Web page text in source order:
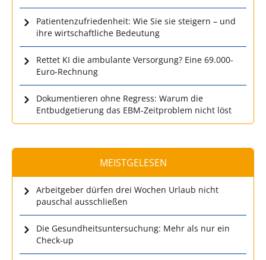
Patientenzufriedenheit: Wie Sie sie steigern – und
ihre wirtschaftliche Bedeutung
Rettet KI die ambulante Versorgung? Eine 69.000-
Euro-Rechnung
Dokumentieren ohne Regress: Warum die
Entbudgetierung das EBM-Zeitproblem nicht löst
MEISTGELESEN
Arbeitgeber dürfen drei Wochen Urlaub nicht
pauschal ausschließen
Die Gesundheitsuntersuchung: Mehr als nur ein
Check-up